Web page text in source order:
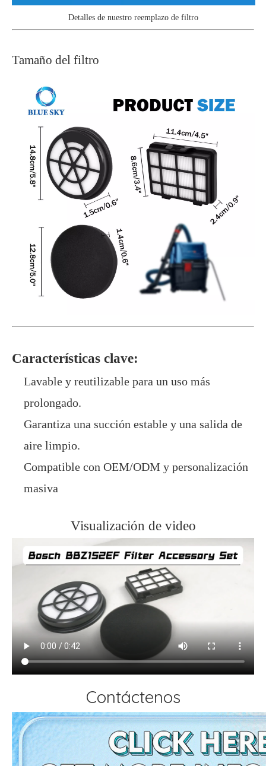
Detalles de nuestro reemplazo de filtro
Tamaño del filtro
Características clave:
Lavable y reutilizable para un uso más
prolongado.
Garantiza una succión estable y una salida de
aire limpio.
Compatible con OEM/ODM y personalización
masiva
Visualización de video
Contáctenos